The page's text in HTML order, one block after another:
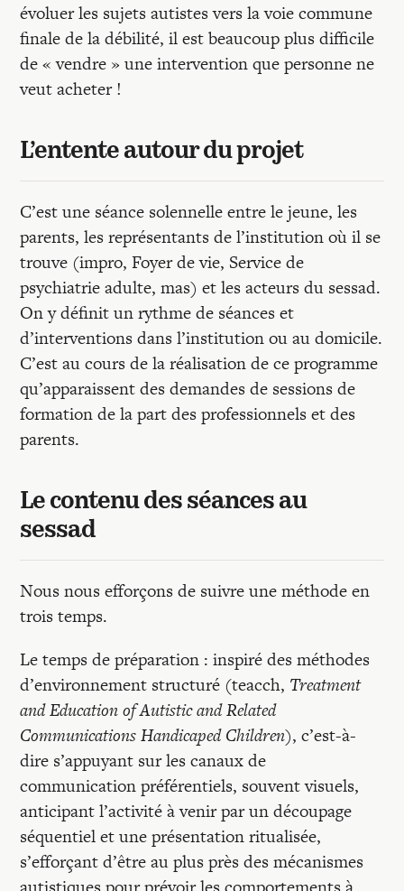
évoluer les sujets autistes vers la voie commune
finale de la débilité, il est beaucoup plus difficile
de « vendre » une intervention que personne ne
veut acheter !
L’entente autour du projet
C’est une séance solennelle entre le jeune, les
parents, les représentants de l’institution où il se
trouve (impro, Foyer de vie, Service de
psychiatrie adulte, mas) et les acteurs du sessad.
On y définit un rythme de séances et
d’interventions dans l’institution ou au domicile.
C’est au cours de la réalisation de ce programme
qu’apparaissent des demandes de sessions de
formation de la part des professionnels et des
parents.
Le contenu des séances au
sessad
Nous nous efforçons de suivre une méthode en
trois temps.
Le temps de préparation : inspiré des méthodes
d’environnement structuré (teacch, Treatment
and Education of Autistic and Related
Communications Handicaped Children), c’est-à-
dire s’appuyant sur les canaux de
communication préférentiels, souvent visuels,
anticipant l’activité à venir par un découpage
séquentiel et une présentation ritualisée,
s’efforçant d’être au plus près des mécanismes